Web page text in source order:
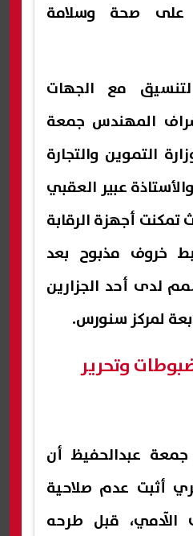
على صحة وسلامة
مع الجهات
المهندس جمعة
التموين والتجارة
عبير العقبي
تمكنت أجهزة الرقابة
خروف مذبوح بعد
لدى أحد الجزارين
لمركز سنورس.
وتحرير
عبدالحفيظ أن
أثبت عدم صلاحية
الآدمي، قبل طرحه